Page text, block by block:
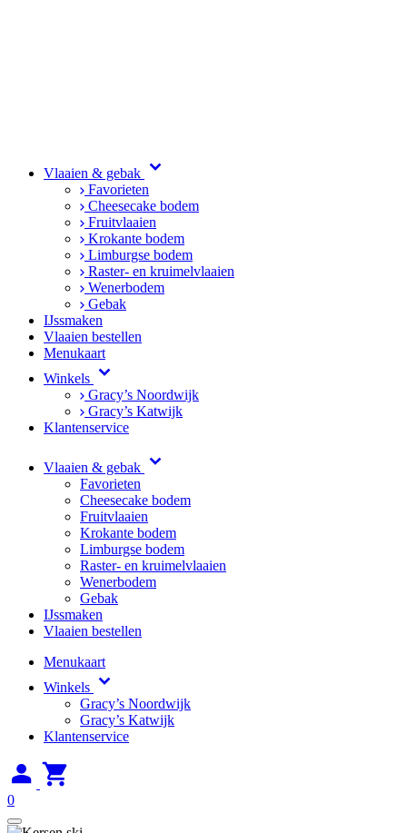
Vlaaien & gebak
Favorieten
Cheesecake bodem
Fruitvlaaien
Krokante bodem
Limburgse bodem
Raster- en kruimelvlaaien
Wenerbodem
Gebak
IJssmaken
Vlaaien bestellen
Menukaart
Winkels
Gracy’s Noordwijk
Gracy’s Katwijk
Klantenservice
Vlaaien & gebak
Favorieten
Cheesecake bodem
Fruitvlaaien
Krokante bodem
Limburgse bodem
Raster- en kruimelvlaaien
Wenerbodem
Gebak
IJssmaken
Vlaaien bestellen
Menukaart
Winkels
Gracy’s Noordwijk
Gracy’s Katwijk
Klantenservice
0